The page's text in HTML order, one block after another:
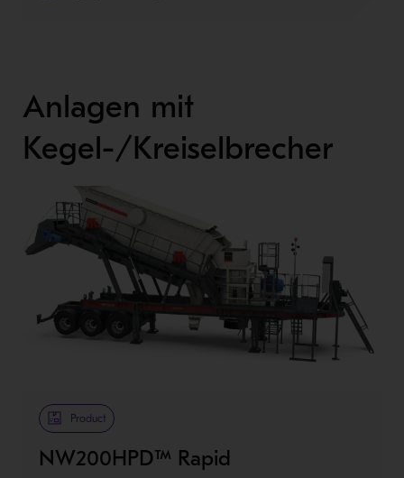
Anlagen mit
Kegel-/Kreiselbrecher
Product
NW200HPD™ Rapid